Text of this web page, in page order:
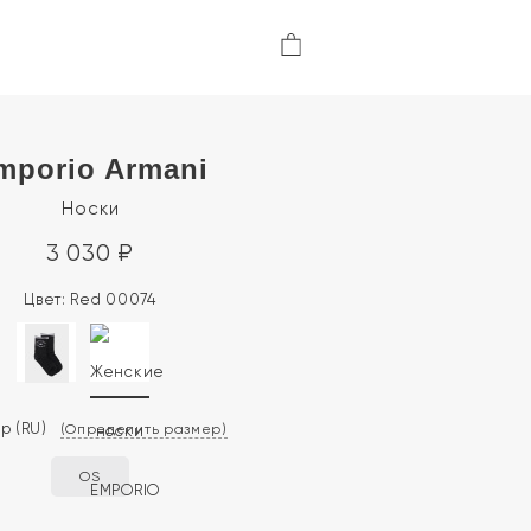
Armani
Носки
3 030 ₽
Цвет: Red 00074
(RU) (Определить размер)
OS